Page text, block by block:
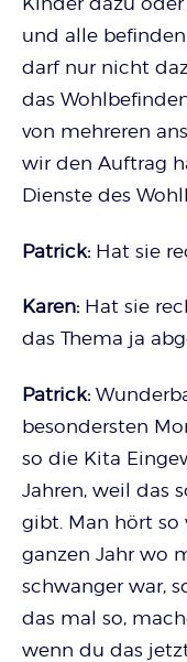
und alle befinden
darf nur nicht
das
von mehreren
wir den Auftrag
Dienste des
Patrick: Hat sie
Karen: Hat sie
das Thema ja
Patrick:
besondersten
so die Kita
Jahren, weil das
gibt. Man hört so
ganzen Jahr wo
schwanger war,
das mal so,
wenn du das